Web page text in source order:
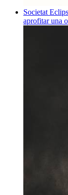
Societat
aprofitar una